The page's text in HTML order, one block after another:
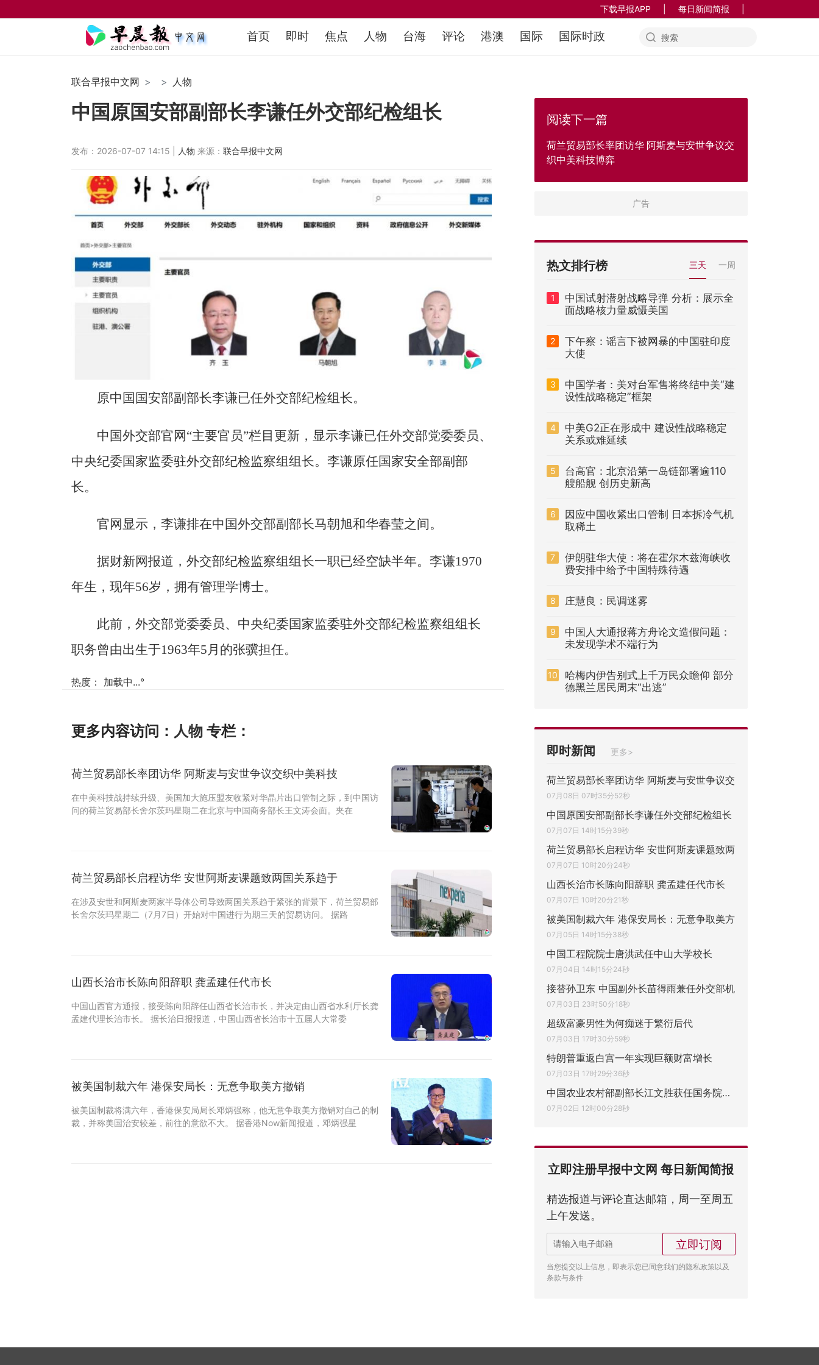
下载早报APP 每日新闻简报
首页 即时 焦点 人物 台海 评论 港澳 国际 国际时政
联合早报中文网 人物
中国原国安部副部长李谦任外交部纪检组长
发布：2026-07-07 14:15 | 人物 来源： 联合早报中文网
原中国国安部副部长李谦已任外交部纪检组长。
中国外交部官网“主要官员”栏目更新，显示李谦已任外交部党委委员、
中央纪委国家监委驻外交部纪检监察组组长。李谦原任国家安全部副部
长。
官网显示，李谦排在中国外交部副部长马朝旭和华春莹之间。
据财新网报道，外交部纪检监察组组长一职已经空缺半年。李谦1970
年生，现年56岁，拥有管理学博士。
此前，外交部党委委员、中央纪委国家监委驻外交部纪检监察组组长
职务曾由出生于1963年5月的张骥担任。
热度： 加载中...°
更多内容访问： 人物 专栏：
荷兰贸易部长率团访华 阿斯麦与安世争议交织中美科技
在中美科技战持续升级、美国加大施压盟友收紧对华晶片出口管制之际，到中国访
问的荷兰贸易部长舍尔茨玛星期二在北京与中国商务部长王文涛会面。夹在
荷兰贸易部长启程访华 安世阿斯麦课题致两国关系趋于
在涉及安世和阿斯麦两家半导体公司导致两国关系趋于紧张的背景下，荷兰贸易部
长舍尔茨玛星期二（7月7日）开始对中国进行为期三天的贸易访问。 据路
山西长治市长陈向阳辞职 龚孟建任代市长
中国山西官方通报，接受陈向阳辞任山西省长治市长，并决定由山西省水利厅长龚
孟建代理长治市长。 据长治日报报道，中国山西省长治市十五届人大常委
被美国制裁六年 港保安局长：无意争取美方撤销
被美国制裁将满六年，香港保安局局长邓炳强称，他无意争取美方撤销对自己的制
裁，并称美国治安较差，前往的意欲不大。 据香港Now新闻报道，邓炳强星
阅读下一篇
荷兰贸易部长率团访华 阿斯麦与安世争议交
织中美科技博弈
热文排行榜 三天 一周
1
中国试射潜射战略导弹 分析：展示全
面战略核力量威慑美国
2
下午察：谣言下被网暴的中国驻印度
大使
3
中国学者：美对台军售将终结中美“建
设性战略稳定”框架
4
中美G2正在形成中 建设性战略稳定
关系或难延续
5
台高官：北京沿第一岛链部署逾110
艘船舰 创历史新高
6
因应中国收紧出口管制 日本拆冷气机
取稀土
7
伊朗驻华大使：将在霍尔木兹海峡收
费安排中给予中国特殊待遇
8 庄慧良：民调迷雾
9
中国人大通报蒋方舟论文造假问题：
未发现学术不端行为
10
哈梅内伊告别式上千万民众瞻仰 部分
德黑兰居民周末“出逃”
即时新闻 更多>
荷兰贸易部长率团访华 阿斯麦与安世争议交
07月08日 07时35分52秒
中国原国安部副部长李谦任外交部纪检组长
07月07日 14时15分39秒
荷兰贸易部长启程访华 安世阿斯麦课题致两
07月07日 10时20分24秒
山西长治市长陈向阳辞职 龚孟建任代市长
07月07日 10时20分21秒
被美国制裁六年 港保安局长：无意争取美方
07月05日 14时15分38秒
中国工程院院士唐洪武任中山大学校长
07月04日 14时15分24秒
接替孙卫东 中国副外长苗得雨兼任外交部机
07月03日 23时50分18秒
超级富豪男性为何痴迷于繁衍后代
07月03日 17时30分59秒
特朗普重返白宫一年实现巨额财富增长
07月03日 17时29分36秒
中国农业农村部副部长江文胜获任国务院副秘
07月02日 12时00分28秒
立即注册早报中文网 每日新闻简报
精选报道与评论直达邮箱，周一至周五
上午发送。
立即订阅
当您提交以上信息，即表示您已同意我们的隐私政策以及
条款与条件